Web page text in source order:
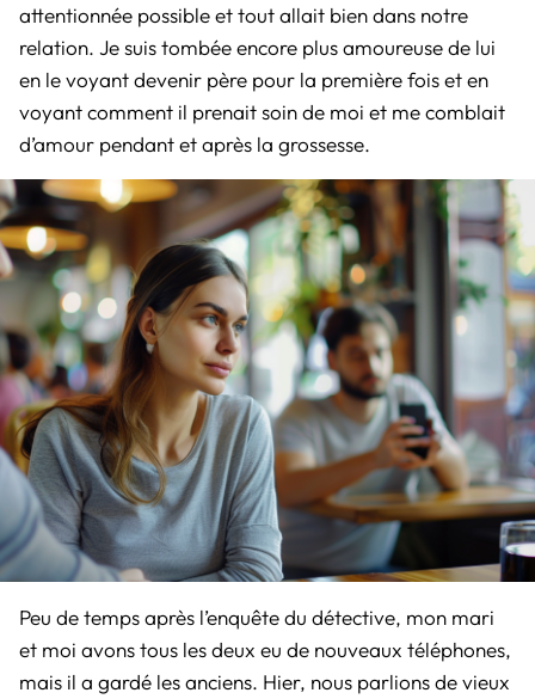
attentionnée possible et tout allait bien dans notre
relation. Je suis tombée encore plus amoureuse de lui
en le voyant devenir père pour la première fois et en
voyant comment il prenait soin de moi et me comblait
d’amour pendant et après la grossesse.
Peu de temps après l’enquête du détective, mon mari
et moi avons tous les deux eu de nouveaux téléphones,
mais il a gardé les anciens. Hier, nous parlions de vieux